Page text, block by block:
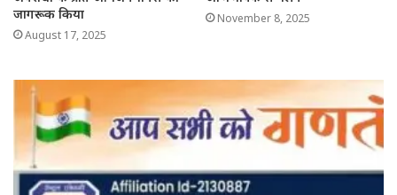
जागरूक किया
August 17, 2025
November 8, 2025